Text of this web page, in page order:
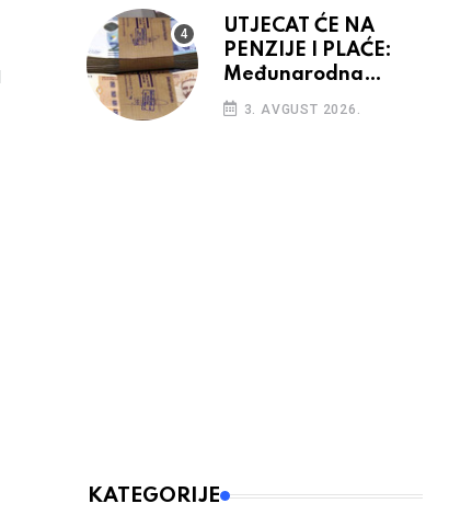
UTJECAT ĆE NA
PENZIJE I PLAĆE:
Međunarodna
agencija potvrdila
kreditni rejting BiH
3. AVGUST 2026.
KATEGORIJE